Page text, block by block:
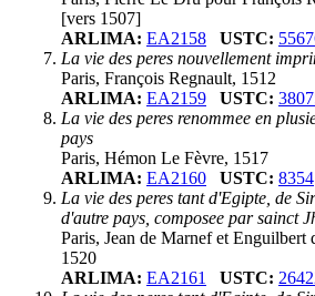
[vers 1507]
ARLIMA: EA2158 USTC:
La vie des peres nouvellement
Paris, François Regnault, 1512
ARLIMA: EA2159 USTC:
La vie des peres renommee en
pays
Paris, Hémon Le Fèvre, 1517
ARLIMA: EA2160 USTC: 8354
La vie des peres tant d'Egipte, de
d'autre pays, composee par sainct
Paris, Jean de Marnef et Enguilbert
1520
ARLIMA: EA2161 USTC: